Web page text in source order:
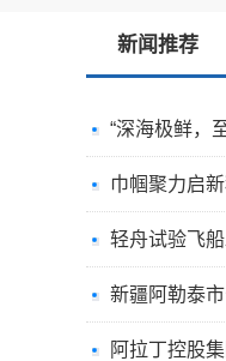
新闻推荐
“深海极鲜，
轻舟试验飞